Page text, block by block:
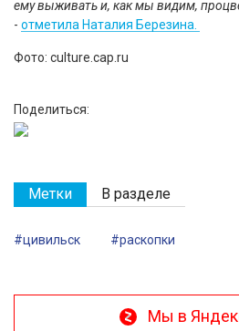
ему выживать и, как мы видим,
- отметила Наталия Березина.
Фото: culture.cap.ru
Поделиться:
Метки В разделе
#цивильск #раскопки
Мы в